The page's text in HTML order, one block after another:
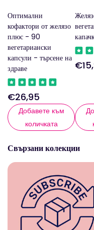
Оптимални
кофактори от желязо
плюс - 90
вегетариански
капсули - търсене на
здраве
Редовна
цена
€26,95
Добавете към
количката
Свързани колекции